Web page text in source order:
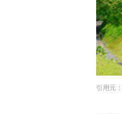
引用元：